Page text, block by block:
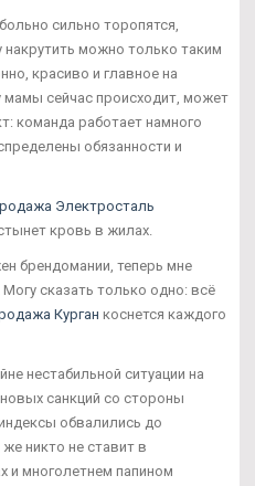
сильно торопятся,
накрутить можно только таким
красиво и главное на
мамы сейчас происходит, может
команда работает намного
обязанности и
Электросталь
кровь в жилах.
брендомании, теперь мне
сказать только одно: всё
Курган коснется каждого
нестабильной ситуации на
санкций со стороны
обвалились до
никто не ставит в
и многолетнем папином